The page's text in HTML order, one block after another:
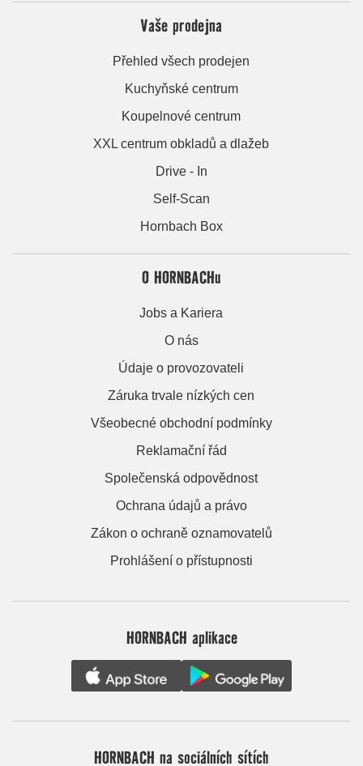
Vaše prodejna
Přehled všech prodejen
Kuchyňské centrum
Koupelnové centrum
XXL centrum obkladů a dlažeb
Drive - In
Self-Scan
Hornbach Box
O HORNBACHu
Jobs a Kariera
O nás
Údaje o provozovateli
Záruka trvale nízkých cen
Všeobecné obchodní podmínky
Reklamační řád
Společenská odpovědnost
Ochrana údajů a právo
Zákon o ochraně oznamovatelů
Prohlášení o přístupnosti
HORNBACH aplikace
HORNBACH na sociálních sítích